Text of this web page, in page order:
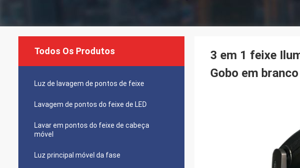
Todos Os Produtos
Luz de lavagem de pontos de feixe
Lavagem de pontos do feixe de LED
Lavar em pontos do feixe de cabeça
móvel
Luz principal móvel da fase
3 em 1 feixe
Gobo em